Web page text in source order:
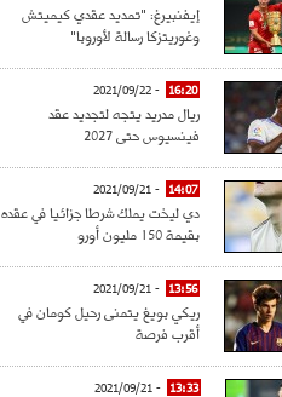
إيفنبيرغ: "تمديد عقدي كيميتش
وغوريتزكا رسالة لأوروبا"
16:20
- 2021/09/22
ريال مدريد يتجه لتجديد عقد
فينسيوس حتى 2027
14:07
- 2021/09/21
دي ليخت يملك شرطا جزائيا في عقده
بقيمة 150 مليون أورو
13:56
- 2021/09/21
ريكي بويغ يتمنى رحيل كومان في
أقرب فرصة
13:33
- 2021/09/21